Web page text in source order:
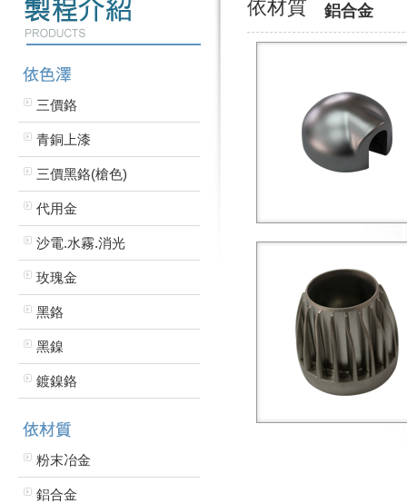
三價鉻
青銅上漆
三價黑鉻(槍色)
代用金
沙電.水霧.消光
玫瑰金
黑鉻
黑鎳
鍍鎳鉻
粉末冶金
鋁合金
依材質 鋁合金